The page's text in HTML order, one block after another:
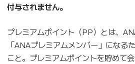
付与されません。
プレミアムポイント（PP）とは、
「ANAプレミアムメンバー」になる
こと。プレミアムポイントを貯めて